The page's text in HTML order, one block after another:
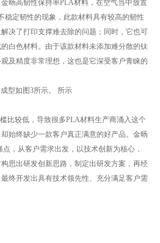
旸高韧性保持率PLA材料，在空气当中放置
稳定韧性的现象，此款材料具有较高的韧性
决了打印支撑难去除的问题；同时，它也可
白色材料。由于该款材料未添加难分散的钛
及精度非常理想，这也是它深受客户青睐的
型如图3所示。 所示
比较低，导致很多PLA材料生产商涌入这个
始终缺少一款客户真正满意的好产品。金旸
，从客户需求出发，以技术创新为核心，
思出研发创新思路，制定出研发方案，再经
终开发出具有技术领先性、充分满足客户需